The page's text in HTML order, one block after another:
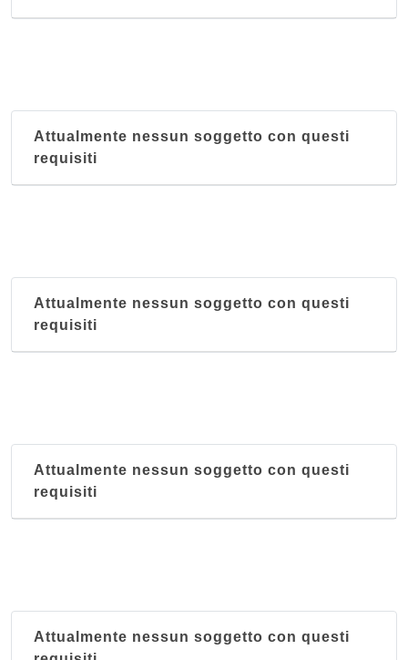
Attualmente nessun soggetto con questi
requisiti
Attualmente nessun soggetto con questi
requisiti
Attualmente nessun soggetto con questi
requisiti
Attualmente nessun soggetto con questi